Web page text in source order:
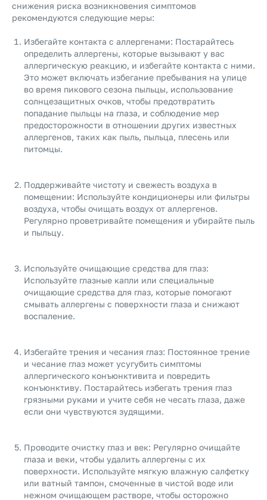
снижения риска возникновения симптомов
рекомендуются следующие меры:
Избегайте контакта с аллергенами: Постарайтесь
определить аллергены, которые вызывают у вас
аллергическую реакцию, и избегайте контакта с ними.
Это может включать избегание пребывания на улице
во время пикового сезона пыльцы, использование
солнцезащитных очков, чтобы предотвратить
попадание пыльцы на глаза, и соблюдение мер
предосторожности в отношении других известных
аллергенов, таких как пыль, пыльца, плесень или
питомцы.
Поддерживайте чистоту и свежесть воздуха в
помещении: Используйте кондиционеры или фильтры
воздуха, чтобы очищать воздух от аллергенов.
Регулярно проветривайте помещения и убирайте пыль
и пыльцу.
Используйте очищающие средства для глаз:
Используйте глазные капли или специальные
очищающие средства для глаз, которые помогают
смывать аллергены с поверхности глаза и снижают
воспаление.
Избегайте трения и чесания глаз: Постоянное трение
и чесание глаз может усугубить симптомы
аллергического конъюнктивита и повредить
конъюнктиву. Постарайтесь избегать трения глаз
грязными руками и учите себя не чесать глаза, даже
если они чувствуются зудящими.
Проводите очистку глаз и век: Регулярно очищайте
глаза и веки, чтобы удалить аллергены с их
поверхности. Используйте мягкую влажную салфетку
или ватный тампон, смоченные в чистой воде или
нежном очищающем растворе, чтобы осторожно